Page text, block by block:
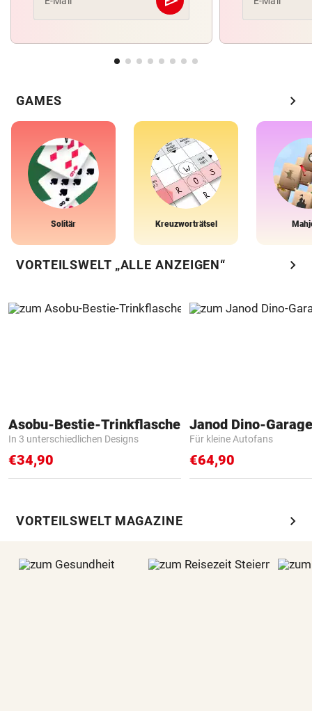
Abschicken
GAMES chevron_right
Solitär Kreuzworträtsel
VORTEILSWELT „ALLE ANZEIGEN“ chevron_right
Asobu-Bestie-Trinkflasche
In 3 unterschiedlichen Designs
€34,90
Janod Dino-Garage
Für kleine Autofans
€64,90
VORTEILSWELT MAGAZINE chevron_right